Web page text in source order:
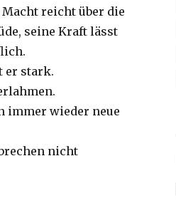
reicht über die
seine Kraft lässt
er stark.
immer wieder neue
nicht